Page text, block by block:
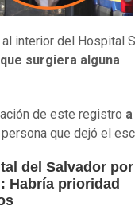
interior del Hospital
surgiera alguna
de este registro a
que dejó el
del Salvador por
Habría prioridad